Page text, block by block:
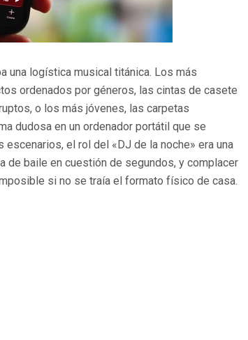
una logística musical titánica. Los más
ordenados por géneros, las cintas de casete
o los más jóvenes, las carpetas
dudosa en un ordenador portátil que se
el rol del «DJ de la noche» era una
de baile en cuestión de segundos, y complacer
si no se traía el formato físico de casa.